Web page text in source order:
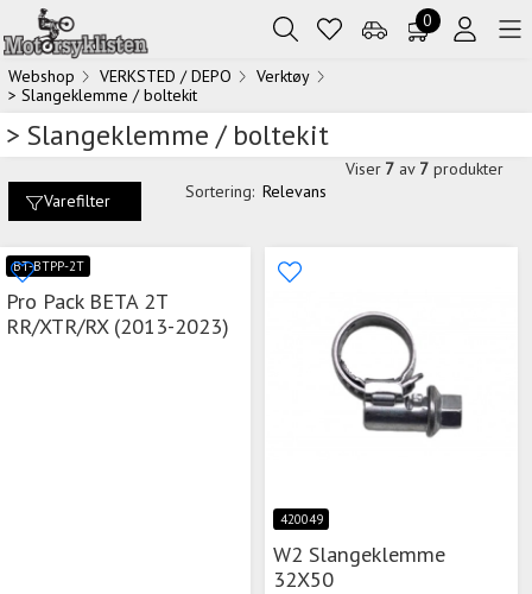
0
Webshop VERKSTED / DEPO
Verktøy
> Slangeklemme / boltekit
> Slangeklemme / boltekit
Varefilter Sortering: Relevans
Viser 7 av 7 produkter
BT-BTPP-2T
Pro Pack BETA 2T
RR/XTR/RX (2013-2023)
420049
W2 Slangeklemme
32X50